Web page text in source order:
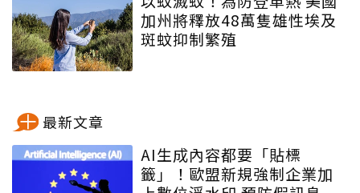
加州將釋放48萬隻雄性埃及
斑蚊抑制繁殖
最新文章
AI生成內容都要「貼標
籤」！歐盟新規強制企業加